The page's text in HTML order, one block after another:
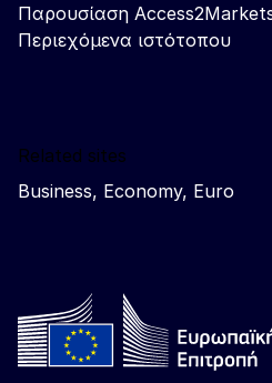
Παρουσίαση
Περιεχόμενα ιστότοπου
Related sites
Business, Economy, Euro